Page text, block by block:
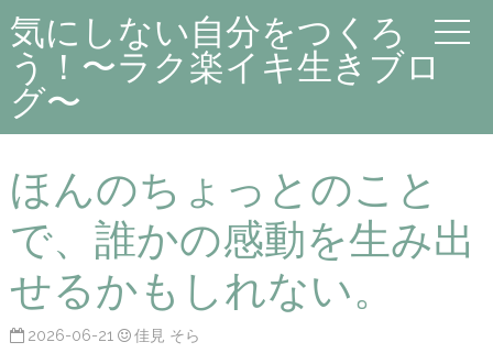
気にしない自分をつくろ
う！〜ラク楽イキ生きブロ
グ〜
ほんのちょっとのこと
で、誰かの感動を生み出
せるかもしれない。
2026-06-21 佳見 そら